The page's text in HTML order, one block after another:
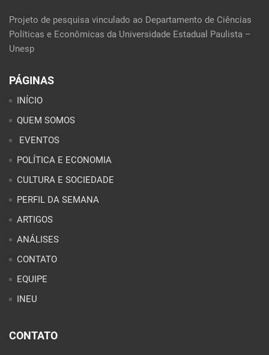
Projeto de pesquisa vinculado ao Departamento de Ciências
Políticas e Econômicas da Universidade Estadual Paulista –
Unesp
PÁGINAS
INÍCIO
QUEM SOMOS
EVENTOS
POLÍTICA E ECONOMIA
CULTURA E SOCIEDADE
PERFIL DA SEMANA
ARTIGOS
ANÁLISES
CONTATO
EQUIPE
INEU
CONTATO